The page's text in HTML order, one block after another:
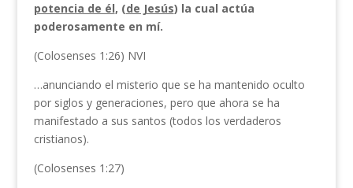
potencia de él, (de Jesús) la cual actúa
poderosamente en mí.
(Colosenses 1:26) NVI
…anunciando el misterio que se ha mantenido oculto
por siglos y generaciones, pero que ahora se ha
manifestado a sus santos (todos los verdaderos
cristianos).
(Colosenses 1:27)